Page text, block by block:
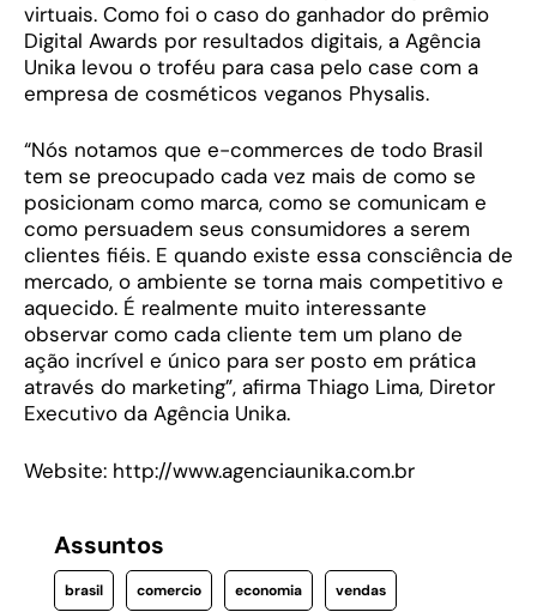
virtuais. Como foi o caso do ganhador do prêmio
Digital Awards por resultados digitais, a Agência
Unika levou o troféu para casa pelo case com a
empresa de cosméticos veganos Physalis.
“Nós notamos que e-commerces de todo Brasil
tem se preocupado cada vez mais de como se
posicionam como marca, como se comunicam e
como persuadem seus consumidores a serem
clientes fiéis. E quando existe essa consciência de
mercado, o ambiente se torna mais competitivo e
aquecido. É realmente muito interessante
observar como cada cliente tem um plano de
ação incrível e único para ser posto em prática
através do marketing”, afirma Thiago Lima, Diretor
Executivo da Agência Unika.
Website: http://www.agenciaunika.com.br
Assuntos
brasil comercio economia vendas